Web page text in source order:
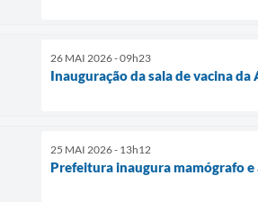
26 MAI 2026 - 09h23
Inauguração da sala de vacina
25 MAI 2026 - 13h12
Prefeitura inaugura mamógrafo